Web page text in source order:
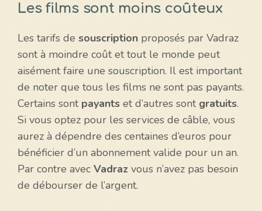
Les films sont moins coûteux
Les tarifs de souscription proposés par Vadraz
sont à moindre coût et tout le monde peut
aisément faire une souscription. Il est important
de noter que tous les films ne sont pas payants.
Certains sont payants et d’autres sont gratuits.
Si vous optez pour les services de câble, vous
aurez à dépendre des centaines d’euros pour
bénéficier d’un abonnement valide pour un an.
Par contre avec Vadraz vous n’avez pas besoin
de débourser de l’argent.